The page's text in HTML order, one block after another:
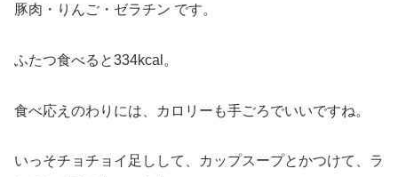
豚肉・りんご・ゼラチン です。
ふたつ食べると334kcal。
食べ応えのわりには、カロリーも手ごろでいいですね。
いっそチョチョイ足しして、カップスープとかつけて、ラ